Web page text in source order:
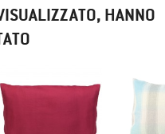
HANNO